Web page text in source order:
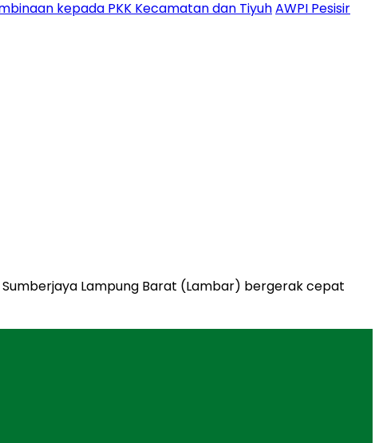
kepada PKK Kecamatan dan TiyuhAWPI Pesisir
Lampung Barat (Lambar) bergerak cepat